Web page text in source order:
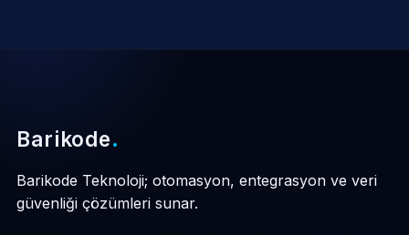
Barikode.
Barikode Teknoloji; otomasyon, entegrasyon ve veri
güvenliği çözümleri sunar.